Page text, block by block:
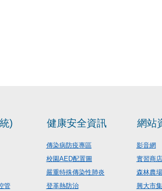
)
管
健康安全資訊
傳染病防疫專區
校園AED配置圖
嚴重特殊傳染性肺炎
登革熱防治
網站
影音網
實習商店
森林農場
興大市集